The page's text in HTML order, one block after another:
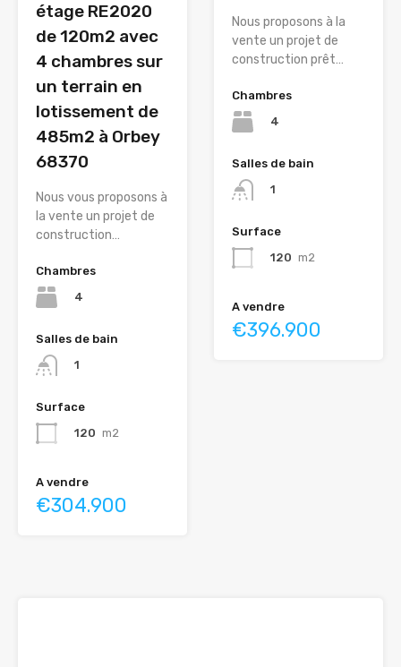
étage RE2020
de 120m2 avec
4 chambres sur
un terrain en
lotissement de
485m2 à Orbey
68370
Nous vous proposons à
la vente un projet de
construction…
Chambres
4
Salles de bain
1
Surface
120 m2
A vendre
€304.900
Nous proposons à la
vente un projet de
construction prêt…
Chambres
4
Salles de bain
1
Surface
120 m2
A vendre
€396.900